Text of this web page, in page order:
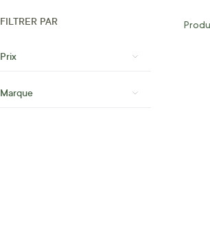
FILTRER PAR
Prix
Marque